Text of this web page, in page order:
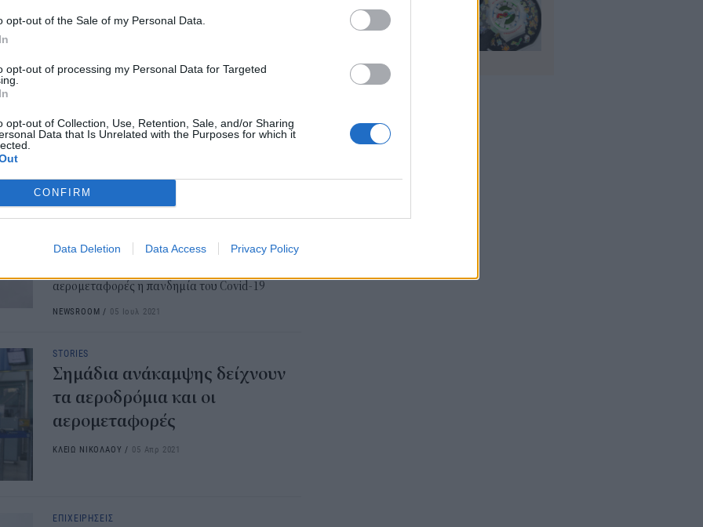
opt-out of the Sale of my Personal Data.
opt-out of processing my Personal Data for Targeted
opt-out of Collection, Use, Retention, Sale, and/or Sharing
Data that Is Unrelated with the Purposes for which it
CONFIRM
Data Deletion Data Access Privacy Policy
Οι αεροπορικές εταιρείες κατέγραψαν
στο βόρειο ημισφαίριο, φτάνοντας το 95,6%
των επιπέδων του Ιουλίου του 2019,
NEWSROOM/06 Σεπ 2023
ΕΠΙΧΕΙΡΗΣΕΙΣ
Το νέο τοπίο στις
αερομεταφορές - 4ο Συνέδριο
Υποδομών και Μεταφορών
αερομεταφορές η πανδημία του Covid-19
NEWSROOM / 05 Ιουλ 2021
STORIES
Σημάδια ανάκαμψης δείχνουν
τα αεροδρόμια και οι
αερομεταφορές
ΚΛΕΙΩ ΝΙΚΟΛΑΟΥ / 05 Απρ 2021
ΕΠΙΧΕΙΡΗΣΕΙΣ
SHOCK Pokémon για
τα 30 χρόνια του